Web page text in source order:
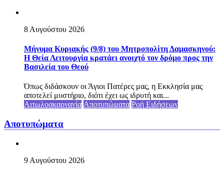
8 Αυγούστου 2026
Μήνυμα Κυριακής (9/8) του Μητροπολίτη Δαμασκηνού:
Η Θεία Λειτουργία κρατάει ανοιχτό τον δρόμο προς την
Βασιλεία του Θεού
Όπως διδάσκουν οι Άγιοι Πατέρες μας, η Εκκλησία μας
αποτελεί μυστήριο, διότι έχει ως ιδρυτή και...
Αιτωλοακαρνανία Αποτυπώματα Ροή Ειδήσεων
Αποτυπώματα
9 Αυγούστου 2026